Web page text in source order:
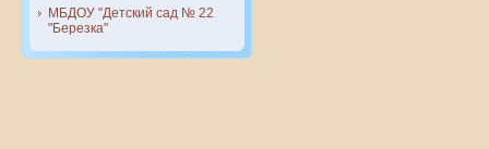
МБДОУ "Детский сад № 22
"Березка"